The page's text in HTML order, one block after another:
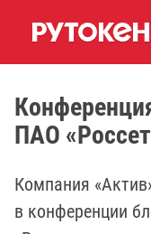
ПАО
Компания
в конференции